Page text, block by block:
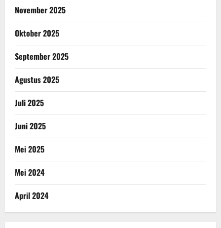
November 2025
Oktober 2025
September 2025
Agustus 2025
Juli 2025
Juni 2025
Mei 2025
Mei 2024
April 2024